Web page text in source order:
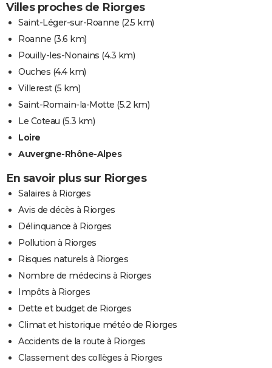
Villes proches de Riorges
Saint-Léger-sur-Roanne (2.5 km)
Roanne (3.6 km)
Pouilly-les-Nonains (4.3 km)
Ouches (4.4 km)
Villerest(5 km)
Saint-Romain-la-Motte (5.2 km)
Le Coteau (5.3 km)
Loire
Auvergne-Rhône-Alpes
En savoir plus sur Riorges
Salaires à Riorges
Avis de décès à Riorges
Délinquance à Riorges
Pollution à Riorges
Risques naturels à Riorges
Nombre de médecins à Riorges
Impôts à Riorges
Dette et budget de Riorges
Climat et historique météo de Riorges
Accidents de la route à Riorges
Classement des collèges à Riorges